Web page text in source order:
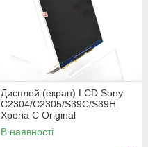
Дисплей (екран) LCD Sony
C2304/C2305/S39C/S39H
Xperia C Original
В наявності